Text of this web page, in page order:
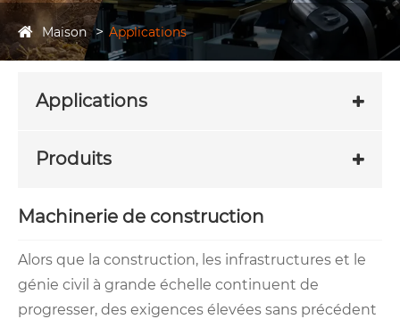
Maison Applications
Applications
Produits
Machinerie de construction
Alors que la construction, les infrastructures et le
génie civil à grande échelle continuent de
progresser, des exigences élevées sans précédent